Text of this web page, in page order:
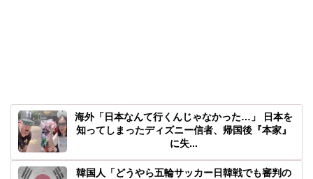
海外「日本なんて行くんじゃなかった…」 日本を
知ってしまったディズニー信者、帰国後『本家』
に失...
韓国人「どうやら五輪サッカー日韓戦でも審判の